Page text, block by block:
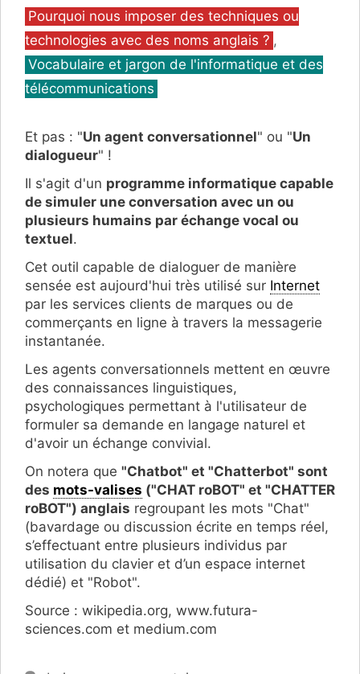
Catégories
Pourquoi nous imposer des techniques ou
technologies avec des noms anglais ? ,
Vocabulaire et jargon de l'informatique et des
télécommunications
Et pas : "Un agent conversationnel" ou "Un
dialogueur" !
Il s'agit d'un programme informatique capable
de simuler une conversation avec un ou
plusieurs humains par échange vocal ou
textuel.
Cet outil capable de dialoguer de manière
sensée est aujourd'hui très utilisé sur Internet
par les services clients de marques ou de
commerçants en ligne à travers la messagerie
instantanée.
Les agents conversationnels mettent en œuvre
des connaissances linguistiques,
psychologiques permettant à l'utilisateur de
formuler sa demande en langage naturel et
d'avoir un échange convivial.
On notera que "Chatbot" et "Chatterbot" sont
des mots-valises ("CHAT roBOT" et "CHATTER
roBOT") anglais regroupant les mots "Chat"
(bavardage ou discussion écrite en temps réel,
s’effectuant entre plusieurs individus par
utilisation du clavier et d’un espace internet
dédié) et "Robot".
Source : wikipedia.org, www.futura-
sciences.com et medium.com